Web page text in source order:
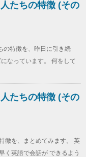
たちの特徴 (その
の特徴を、昨日に引き続
なっています。 何をして
たちの特徴 (その
徴を、まとめてみます。 英
く英語で会話が できるよう